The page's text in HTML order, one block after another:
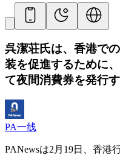
呉潔荘氏は、香港で
装を促進するために
て夜間消費券を発行
PA一线
PANewsは2月19日、香港